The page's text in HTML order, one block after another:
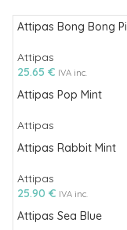
Attipas Bong Bong
Attipas
25.65 € IVA inc.
Attipas Pop Mint
Attipas
Attipas Rabbit Mint
Attipas
25.90 € IVA inc.
Attipas Sea Blue